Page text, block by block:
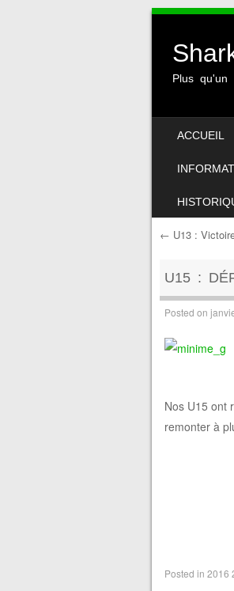
Plus qu'un
ACCUEIL
Post
← U13 :
U15 :
Posted on
Nos U15 ont
remonter à
Posted in 2016